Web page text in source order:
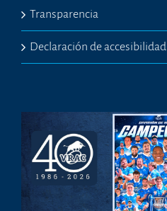
Transparencia
Declaración de accesibilidad